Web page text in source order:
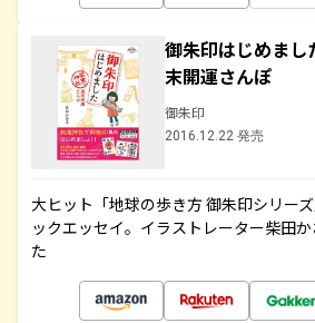
御朱印はじめま
末開運さんぽ
御朱印
2016.12.22 発売
大ヒット「地球の歩き方 御朱印シリー
ックエッセイ。イラストレーター柴田
た